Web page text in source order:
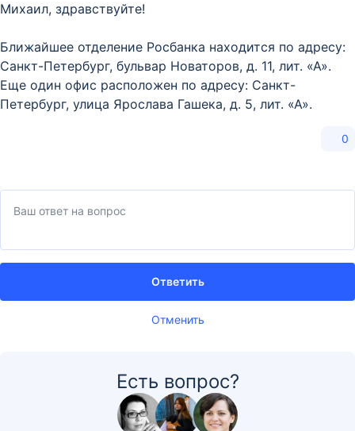
Михаил, здравствуйте!
Ближайшее отделение Росбанка находится по адресу:
Санкт-Петербург, бульвар Новаторов, д. 11, лит. «А».
Еще один офис расположен по адресу: Санкт-
Петербург, улица Ярослава Гашека, д. 5, лит. «А».
0
Отменить
Ответить
Есть вопрос?